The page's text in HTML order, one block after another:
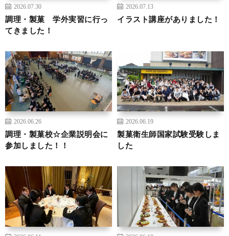
2026.07.30
調理・製菓 学外実習に行っ
てきました！
2026.07.13
イラスト講座がありました！
2026.06.26
調理・製菓校☆企業説明会に
参加しました！！
2026.06.19
製菓衛生師国家試験受験しま
した